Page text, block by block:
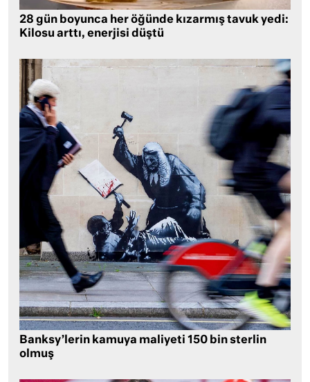
28 gün boyunca her öğünde kızarmış tavuk yedi:
Kilosu arttı, enerjisi düştü
Banksy’lerin kamuya maliyeti 150 bin sterlin
olmuş